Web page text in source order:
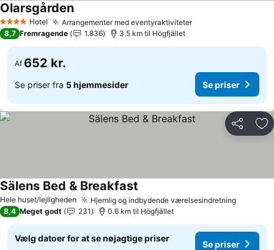
4 StjernerHotel Arrangementer med eventyraktiviteter
Olarsgården
8,7 Fremragende 1.836 3.5 km til Högfjället
Af 652 kr.
Se priser fra 5 hjemmesider Se priser
Del
Hele huset/lejligheden Hjemlig og indbydende værelsesindretning
Sälens Bed & Breakfast
8,4 Meget godt 231 0.6 km til Högfjället
Vælg datoer for at se nøjagtige priser
Se priser